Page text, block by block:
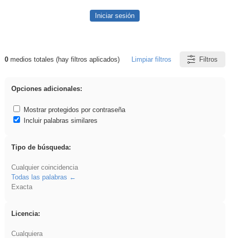
Iniciar sesión
Resultados de: Binnorie
0medios totales (hay filtros aplicados) Limpiar filtros Filtros
Opciones adicionales:
Mostrar protegidos por contraseña
Incluir palabras similares
Tipo de búsqueda:
Cualquier coincidencia
Todas las palabras
Exacta
Licencia:
Cualquiera